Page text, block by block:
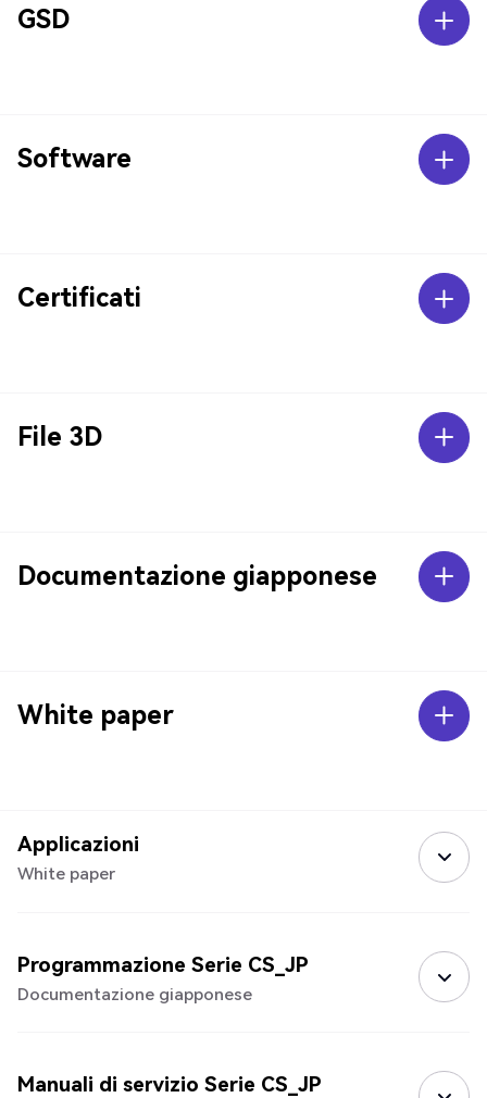
GSD
Software
Certificati
File 3D
Documentazione giapponese
White paper
Applicazioni
White paper
Programmazione Serie CS_JP
Documentazione giapponese
Manuali di servizio Serie CS_JP